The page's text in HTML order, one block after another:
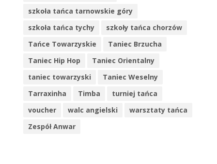
szkoła tańca tarnowskie góry
szkoła tańca tychy
szkoły tańca chorzów
Tańce Towarzyskie
Taniec Brzucha
Taniec Hip Hop
Taniec Orientalny
taniec towarzyski
Taniec Weselny
Tarraxinha
Timba
turniej tańca
voucher
walc angielski
warsztaty tańca
Zespół Anwar